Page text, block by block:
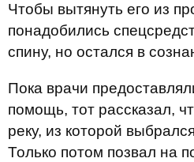
Чтобы вытянуть его из
понадобились
спину, но остался в
Пока врачи
помощь, тот рассказал,
реку, из которой
Только потом позвал на